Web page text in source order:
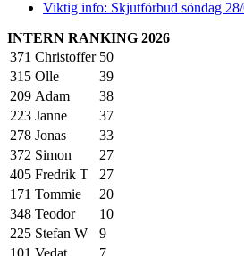
Viktig info: Skjutförbud söndag
INTERN RANKING 2026
371 Christoffer 50
315 Olle
39
209 Adam
38
223 Janne
37
278 Jonas
33
372 Simon
27
405 Fredrik T
27
171 Tommie
20
348 Teodor
10
225 Stefan W
9
101 Vedat
7